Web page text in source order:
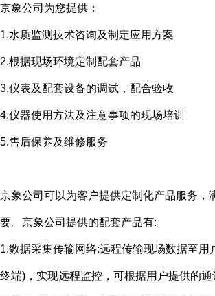
京象公司为您提供：
1.水质监测技术咨询及制定应用方案
2.根据现场环境定制配套产品
3.仪表及配套设备的调试，配合验收
4.仪器使用方法及注意事项的现场培训
5.售后保养及维修服务
京象公司可以为客户提供定制化产品服务，
要。京象公司提供的配套产品有:
1.数据采集传输网络:远程传输现场数据至用
终端) ，实现远程监控，可根据用户提供的通